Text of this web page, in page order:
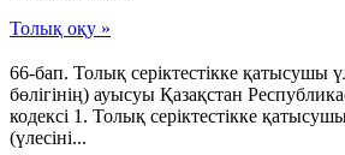
Толық оқу »
66-бап. Толық серiктестiкке қатысушы
бөлiгiнiң) ауысуы Қазақстан
кодексi 1. Толық серiктестiкке
(үлесiнi...